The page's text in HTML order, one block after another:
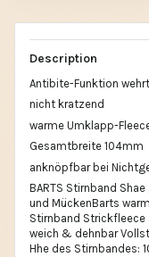
Description
Antibite-Funktion
nicht kratzend
warme Umklapp-
Gesamtbreite 104mm
anknöpfbar bei
BARTS Stirnband
und MückenBarts
Stirnband Strickfleece
weich & dehnbar
Hhe des Stirnbandes: